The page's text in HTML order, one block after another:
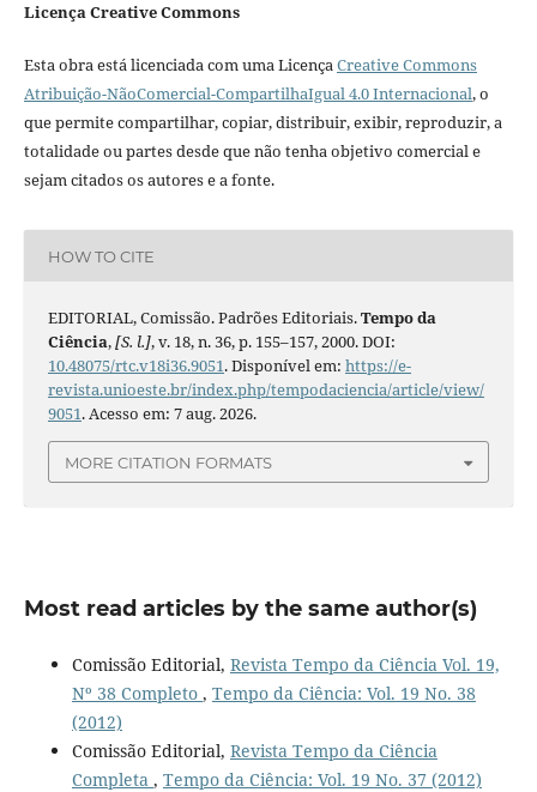
Licença Creative Commons
Esta obra está licenciada com uma LicençaCreative Commons
Atribuição-NãoComercial-CompartilhaIgual 4.0 Internacional, o
que permite compartilhar, copiar, distribuir, exibir, reproduzir, a
totalidade ou partes desde que não tenha objetivo comercial e
sejam citados os autores e a fonte.
HOW TO CITE
EDITORIAL, Comissão. Padrões Editoriais.Tempo da
Ciência,[S. l.], v. 18, n. 36, p. 155–157, 2000. DOI:
10.48075/rtc.v18i36.9051. Disponível em: https://e-
revista.unioeste.br/index.php/tempodaciencia/article/view/
9051. Acesso em: 7 aug. 2026.
MORE CITATION FORMATS
Most read articles by the same author(s)
Comissão Editorial, Revista Tempo da Ciência Vol. 19,
Nº 38 Completo , Tempo da Ciência: Vol. 19 No. 38
(2012)
Comissão Editorial, Revista Tempo da Ciência
Completa , Tempo da Ciência: Vol. 19 No. 37 (2012)